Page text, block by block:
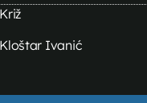
Ivanić